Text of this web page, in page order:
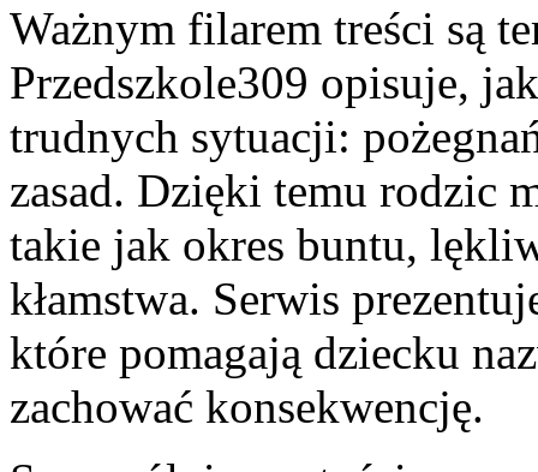
Ważnym filarem treści są
Przedszkole309 opisuje,
trudnych sytuacji:
zasad. Dzięki temu rodzic
takie jak okres buntu,
kłamstwa. Serwis
które pomagają dziecku
zachować konsekwencję.